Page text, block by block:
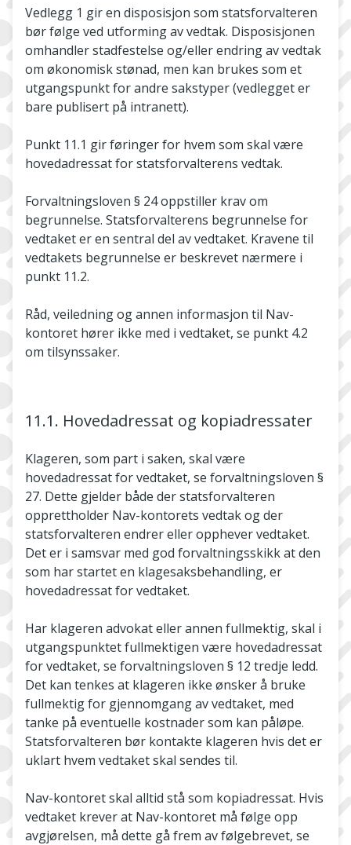
Vedlegg 1 gir en disposisjon som statsforvalteren
bør følge ved utforming av vedtak. Disposisjonen
omhandler stadfestelse og/eller endring av vedtak
om økonomisk stønad, men kan brukes som et
utgangspunkt for andre sakstyper (vedlegget er
bare publisert på intranett).
Punkt 11.1 gir føringer for hvem som skal være
hovedadressat for statsforvalterens vedtak.
Forvaltningsloven § 24 oppstiller krav om
begrunnelse. Statsforvalterens begrunnelse for
vedtaket er en sentral del av vedtaket. Kravene til
vedtakets begrunnelse er beskrevet nærmere i
punkt 11.2.
Råd, veiledning og annen informasjon til Nav­-
kontoret hører ikke med i vedtaket, se punkt 4.2
om tilsynssaker.
11.1. Hovedadressat og kopiadressater
Klageren, som part i saken, skal være
hovedadressat for vedtaket, se forvaltningsloven §
27. Dette gjelder både der statsforvalteren
opprettholder Nav-kontorets vedtak og der
statsforvalteren endrer eller opphever vedtaket.
Det er i samsvar med god forvaltningsskikk at den
som har startet en klagesaksbehandling, er
hovedadressat for vedtaket.
Har klageren advokat eller annen fullmektig, skal i
utgangspunktet fullmektigen være hovedadressat
for vedtaket, se forvaltningsloven § 12 tredje ledd.
Det kan tenkes at klageren ikke ønsker å bruke
fullmektig for gjennomgang av vedtaket, med
tanke på eventuelle kostnader som kan påløpe.
Statsforvalteren bør kontakte klageren hvis det er
uklart hvem vedtaket skal sendes til.
Nav-­kontoret skal alltid stå som kopiadressat. Hvis
vedtaket krever at Nav­-kontoret må følge opp
avgjørelsen, må dette gå frem av følgebrevet, se